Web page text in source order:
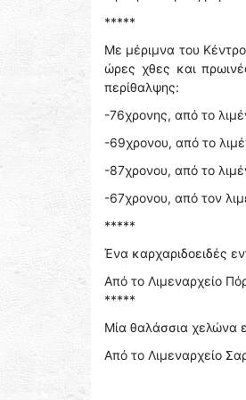
*****
Με μέριμνα του
ώρες χθες και
περίθαλψης:
-76χρονης, από το
-69χρονου, από το
-87χρονου, από το
-67χρονου, από τον
*****
Ένα καρχαριδοειδές
Από το Λιμεναρχείο
*****
Μία θαλάσσια χελώνα
Από το Λιμεναρχείο